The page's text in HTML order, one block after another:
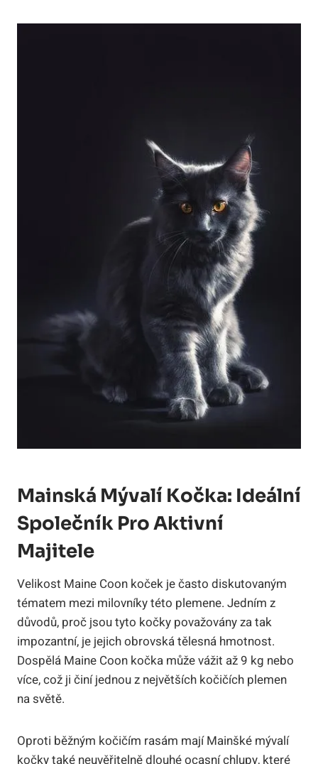
Mainská Mývalí Kočka: Ideální
Společník Pro Aktivní
Majitele
Velikost Maine Coon koček je často diskutovaným
tématem mezi milovníky této plemene. Jedním z
důvodů, proč jsou tyto kočky považovány za tak
impozantní, je jejich obrovská tělesná hmotnost.
Dospělá Maine Coon kočka může vážit až 9 kg nebo
více, což ji činí jednou z největších kočičích plemen
na světě.
Oproti běžným kočičím rasám mají Mainšké mývalí
kočky také neuvěřitelně dlouhé ocasní chlupy, které